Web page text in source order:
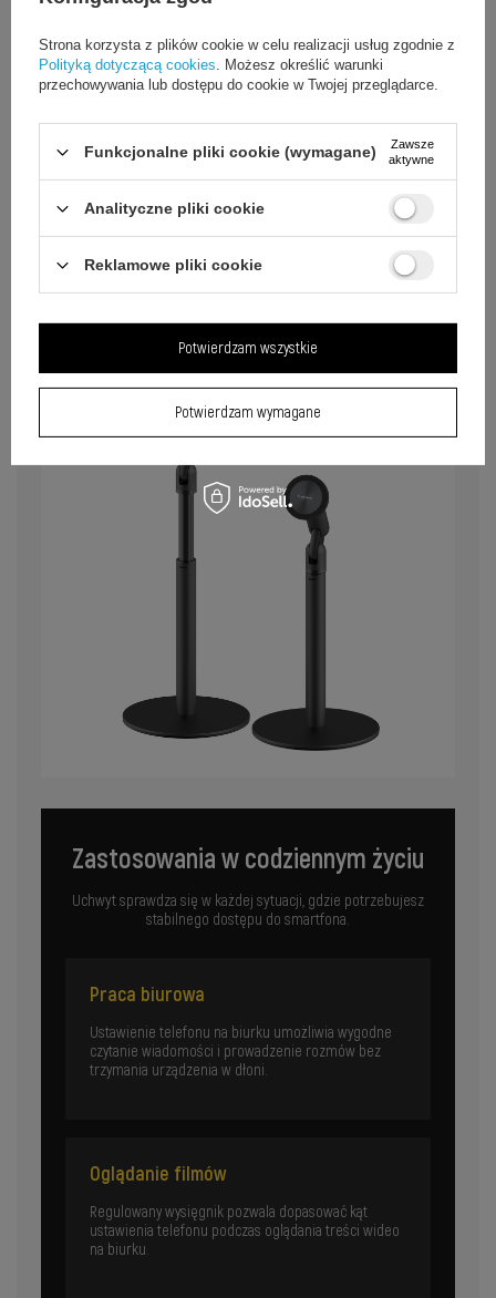
Konstrukcja z tworzywa ABS i stali
węglowej
Konstrukcja z tworzywa ABS i stali węglowej
zapewnia stabilne podparcie telefonu podczas
codziennego użytkowania stojaka.
Zastosowania w codziennym życiu
Uchwyt sprawdza się w każdej sytuacji, gdzie potrzebujesz
stabilnego dostępu do smartfona.
Praca biurowa
Ustawienie telefonu na biurku umożliwia wygodne
czytanie wiadomości i prowadzenie rozmów bez
trzymania urządzenia w dłoni.
Oglądanie filmów
Regulowany wysięgnik pozwala dopasować kąt
ustawienia telefonu podczas oglądania treści wideo
na biurku.
Strona korzysta z plików cookie w celu realizacji usług zgodnie z
Polityką dotyczącą cookies . Możesz określić warunki
przechowywania lub dostępu do cookie w Twojej przeglądarce.
Funkcjonalne pliki cookie (wymagane)
Zawsze
aktywne
Analityczne pliki cookie
Reklamowe pliki cookie
Potwierdzam wymagane
Potwierdzam wszystkie